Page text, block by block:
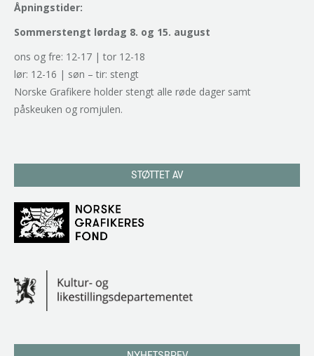
Åpningstider:
Sommerstengt lørdag 8. og 15. august
ons og fre: 12-17 | tor 12-18
lør: 12-16 | søn – tir: stengt
Norske Grafikere holder stengt alle røde dager samt
påskeuken og romjulen.
STØTTET AV